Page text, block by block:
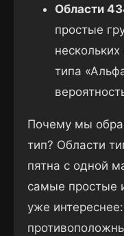
Области
простые
типа
Почему мы
тип? Области
пятна с одной
самые простые
уже